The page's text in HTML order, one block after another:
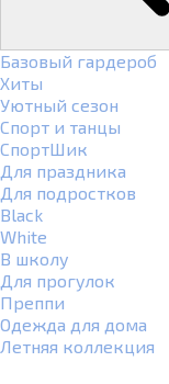
Базовый гардероб
Хиты
Уютный сезон
Спорт и танцы
СпортШик
Для праздника
Для подростков
Black
White
В школу
Для прогулок
Преппи
Одежда для дома
Летняя коллекция